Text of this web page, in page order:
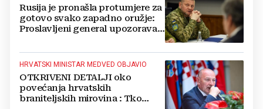
Rusija je pronašla protumjere za
gotovo svako zapadno oružje:
Proslavljeni general upozorava
HRVATSKI MINISTAR MEDVED OBJAVIO
OTKRIVENI DETALJI oko
povećanja hrvatskih
braniteljskih mirovina : Tko